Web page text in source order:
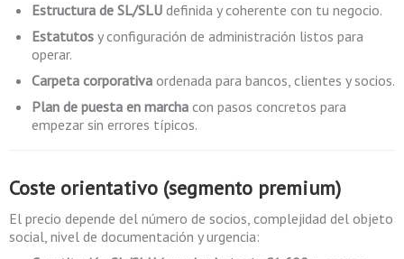
Estructura de SL/SLU definida y coherente con tu negocio.
Estatutos y configuración de administración listos para
operar.
Carpeta corporativa ordenada para bancos, clientes y socios.
Plan de puesta en marcha con pasos concretos para
empezar sin errores típicos.
Coste orientativo (segmento premium)
El precio depende del número de socios, complejidad del objeto
social, nivel de documentación y urgencia: